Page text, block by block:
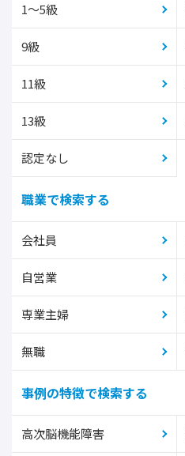
1～5級
9級
11級
13級
認定なし
職業で検索する
会社員
自営業
専業主婦
無職
事例の特徴で検索する
高次脳機能障害